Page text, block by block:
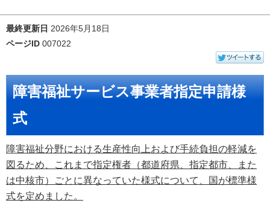
最終更新日 2026年5月18日
ページID 007022
障害福祉サービス事業者指定申請様
式
障害福祉分野における生産性向上および手続負担の軽減を
図るため、これまで指定権者（都道府県、指定都市、また
は中核市）ごとに異なっていた様式について、国が標準様
式を定めました。